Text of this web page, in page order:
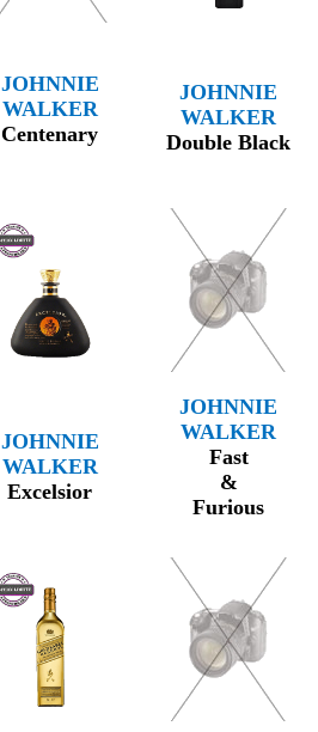
JOHNNIE
WALKER
Centenary
JOHNNIE
WALKER
Double Black
JOHNNIE
WALKER
Excelsior
JOHNNIE
WALKER
Fast
&
Furious